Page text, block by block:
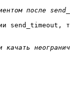
send_timeout,